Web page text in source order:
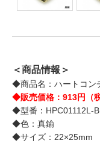
＜商品情報＞
◆商品名：ハートコン
◆販売価格：913円（税
◆型番：HPC01112L-
◆色：真鍮
◆サイズ：22×25mm